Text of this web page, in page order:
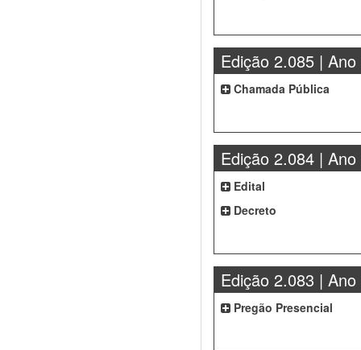
Edição 2.085 | Ano
Chamada Pública
Edição 2.084 | Ano
Edital
Decreto
Edição 2.083 | Ano
Pregão Presencial